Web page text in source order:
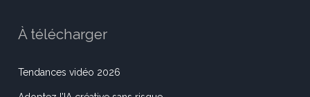
À télécharger
Tendances vidéo 2026